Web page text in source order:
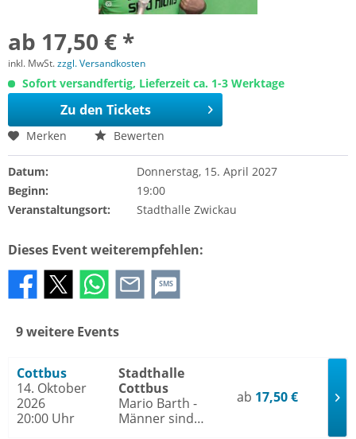
ab 17,50 € *
inkl. MwSt.zzgl. Versandkosten
Sofort versandfertig, Lieferzeit ca. 1-3 Werktage
Zu den Tickets
Merken Bewerten
Datum:
Donnerstag, 15. April 2027
Beginn:
19:00
Veranstaltungsort:
Stadthalle Zwickau
Dieses Event weiterempfehlen:
SMS
9 weitere Events
Cottbus
14. Oktober
2026
20:00 Uhr
Stadthalle
Cottbus
Mario Barth -
Männer sind
ab 17,50 €